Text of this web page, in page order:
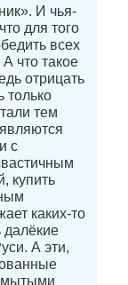
И чья-
для того
всех
что такое
отрицать
только
тем
с
купить
каких-то
далёкие
А эти,